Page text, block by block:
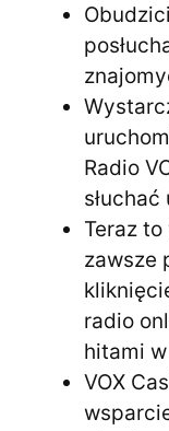
Radio
Teraz
zawsze
radio
hitami
VOX